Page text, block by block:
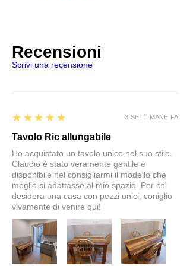
Recensioni
Scrivi una recensione
5
★★★★★
Tavolo Ric allungabile
Ho acquistato un tavolo unico nel suo stile.
Claudio è stato veramente gentile e
disponibile nel consigliarmi il modello che
meglio si adattasse al mio spazio. Per chi
desidera una casa con pezzi unici, coniglio
vivamente di venire qui!
3 SETTIMANE FA